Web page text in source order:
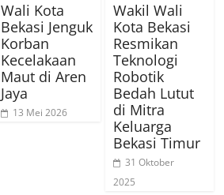
Wali Kota
Bekasi Jenguk
Korban
Kecelakaan
Maut di Aren
Jaya
13 Mei 2026
Wakil Wali
Kota Bekasi
Resmikan
Teknologi
Robotik
Bedah Lutut
di Mitra
Keluarga
Bekasi Timur
31 Oktober
2025